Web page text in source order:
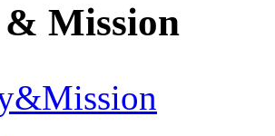
& Mission